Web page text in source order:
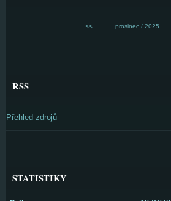
<< prosinec/ 2025
RSS
Přehled zdrojů
STATISTIKY